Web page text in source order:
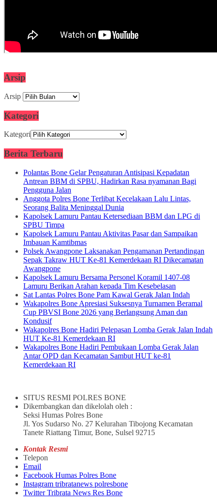
Arsip
Arsip
Kategori
Kategori
Berita Terbaru
Polantas Bone Gelar Pengaturan Antisipasi Kepadatan
Antrean BBM di SPBU, Hadirkan Rasa nyamanan Bagi
Pengguna Jalan
Anggota Polres Bone Terlibat Kecelakaan Lalu Lintas,
Seorang Balita Meninggal Dunia
Kapolsek Lamuru Pantau Ketersediaan BBM dan LPG di
SPBU Timpa
Kapolsek Lamuru Pantau Aktivitas Pasar dan Sampaikan
Imbauan Kamtibmas
Polsek Awangpone Laksanakan Pengamanan Pertandingan
Sepak Takraw HUT Ke-81 Kemerdekaan RI Dikecamatan
Awangpone
Kapolsek Lamuru Bersama Personel Koramil 1407-08
Lamuru Berikan Arahan kepada Tim Kesebelasan
Sat Lantas Polres Bone Pam Kawal Gerak Jalan Indah
Wakapolres Bone Apresiasi Suksesnya Turnamen Beramal
Cup PBVSI Bone 2026 yang Berlangsung Aman dan
Kondusif
Wakapolres Bone Hadiri Pelepasan Lomba Gerak Jalan Indah
HUT Ke-81 Kemerdekaan RI
Wakapolres Bone Hadiri Pembukaan Lomba Gerak Jalan
Antar OPD dan Kecamatan Sambut HUT ke-81
Kemerdekaan RI
SITUS RESMI POLRES BONE
Dikembangkan dan dikelolah oleh :
Seksi Humas Polres Bone
Jl. Yos Sudarso No. 27 Kelurahan Tibojong Kecamatan
Tanete Riattang Timur, Bone, Sulsel 92715
Kontak Resmi
Telepon
Email
Facebook Humas Polres Bone
Instagram tribratanews polresbone
Twitter Tribrata News Res Bone